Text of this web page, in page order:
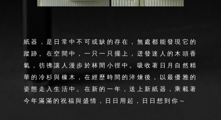
紙器，是日常中不可或缺的存在，無處都能發現它的
蹤跡。在空間中，一只一只擺上，迸發迷人的木頭香
氣，彷彿讓人漫步於林間小徑中。吸收著日月自然精
華的冷杉與橡木，在經歷時間的淬煉後，以最優雅的
姿態走入生活中。在新的一年，送上新紙器，乘載著
今年滿滿的祝福與盛情，日日用起，日日想到你～